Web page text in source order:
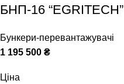
Ціна
БНП-16 “EGRITECH”
Бункери-перевантажувачі
1 195 500 ₴